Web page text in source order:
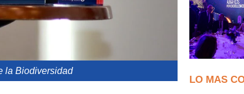
la Biodiversidad
LO MAS